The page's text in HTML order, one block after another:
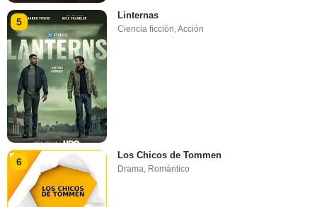
5
Linternas
Ciencia ficción,Acción
6
Los Chicos de Tommen
Drama, Romántico